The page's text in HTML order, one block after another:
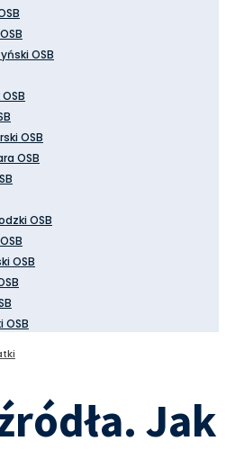
OSB
OSB
OSB
OSB
OSB
OSB
Jak